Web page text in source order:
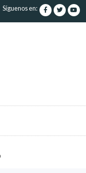
Síguenos en: